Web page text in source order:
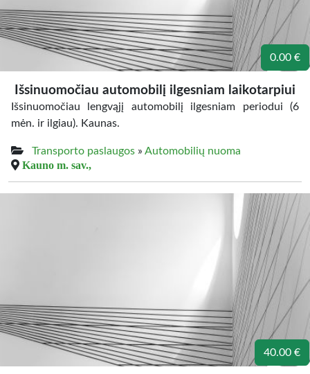
0.00 €
Išsinuomočiau automobilį ilgesniam laikotarpiui
Išsinuomočiau lengvąjį automobilį ilgesniam periodui (6
mėn. ir ilgiau). Kaunas.
Transporto paslaugos » Automobilių nuoma
Kauno m. sav.,
40.00 €